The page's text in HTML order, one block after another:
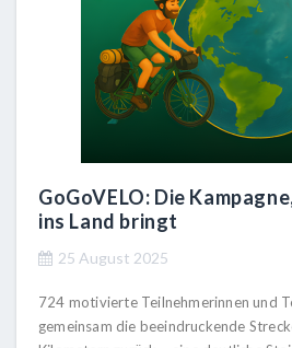
GoGoVELO: Die
ins Land bringt
25 August 2025
724 motivierte Teilnehmerinnen und
gemeinsam die beeindruckende